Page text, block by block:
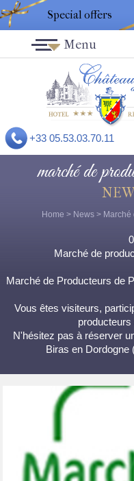
Special offers
+33 05.53.03.70.11
Menu
marché de
Home > News> Marché
Marché de
Marché de Producteurs de
Vous êtes visiteurs,
N'hésitez pas à réserver
Biras en Dordogne